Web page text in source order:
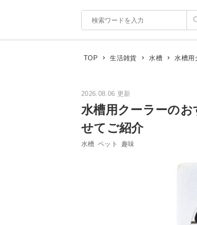
TOP 生活雑貨 水槽 水槽用
2026.08.06 更新
水槽用クーラーの
せてご紹介
水槽 ペット 趣味